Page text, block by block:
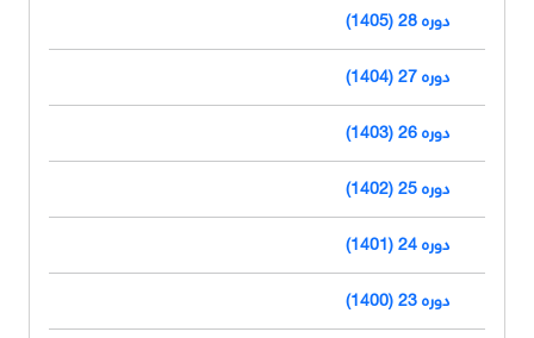
دوره 28 (1405)
دوره 27 (1404)
دوره 26 (1403)
دوره 25 (1402)
دوره 24 (1401)
دوره 23 (1400)